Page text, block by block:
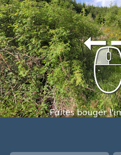
Faites bouger